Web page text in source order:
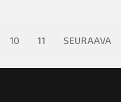
10 11 SEURAAVA